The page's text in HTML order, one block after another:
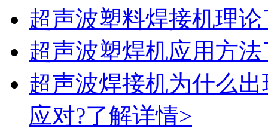
超声波塑料焊接机理论
超声波塑焊机应用方法
超声波焊接机为什么
应对?了解详情>